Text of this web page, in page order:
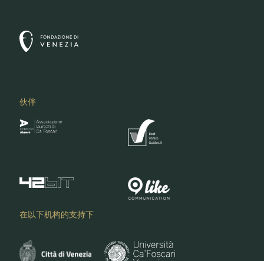
伙伴
在以下机构的支持下